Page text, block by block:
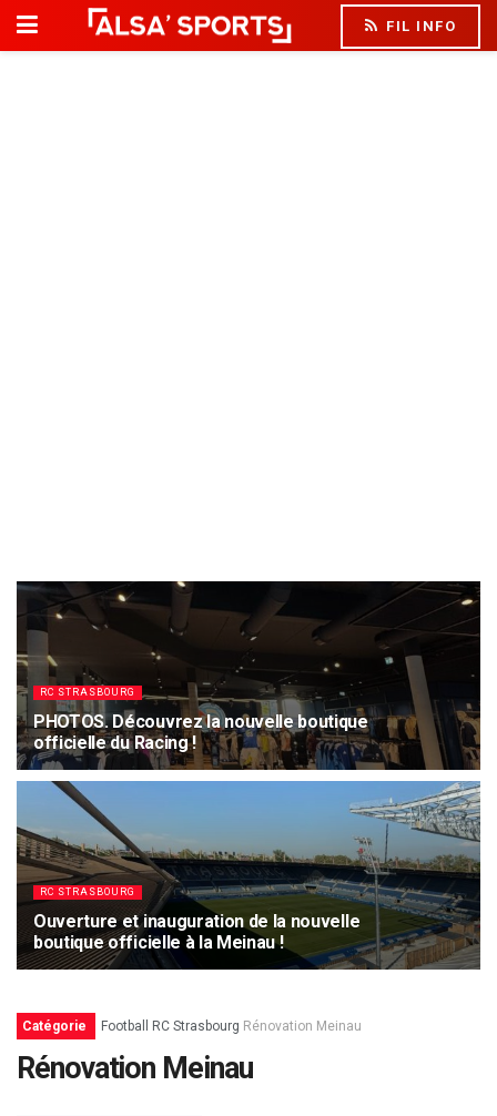
FIL INFO
RC STRASBOURG
PHOTOS. Découvrez la nouvelle boutique
officielle du Racing !
5 JUILLET 2025 4.1K
RC STRASBOURG
Ouverture et inauguration de la nouvelle
boutique officielle à la Meinau !
Catégorie Football RC Strasbourg Rénovation Meinau
Rénovation Meinau